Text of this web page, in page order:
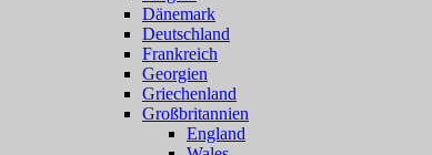
Dänemark
Deutschland
Frankreich
Georgien
Griechenland
Großbritannien
England